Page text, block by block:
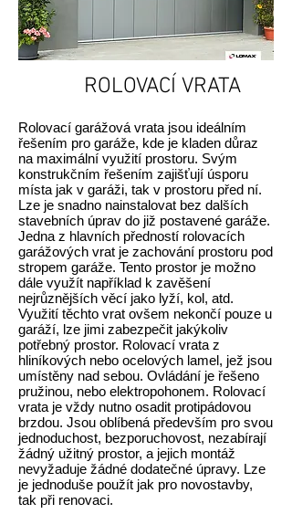
ROLOVACÍ VRATA
Rolovací garážová vrata jsou ideálním
řešením pro garáže, kde je kladen důraz
na maximální využití prostoru. Svým
konstrukčním řešením zajišťují úsporu
místa jak v garáži, tak v prostoru před ní.
Lze je snadno nainstalovat bez dalších
stavebních úprav do již postavené garáže.
Jedna z hlavních předností rolovacích
garážových vrat je zachování prostoru pod
stropem garáže. Tento prostor je možno
dále využít například k zavěšení
nejrůznějších věcí jako lyží, kol, atd.
Využití těchto vrat ovšem nekončí pouze u
garáží, lze jimi zabezpečit jakýkoliv
potřebný prostor. Rolovací vrata z
hliníkových nebo ocelových lamel, jež jsou
umístěny nad sebou. Ovládání je řešeno
pružinou, nebo elektropohonem. Rolovací
vrata je vždy nutno osadit protipádovou
brzdou. Jsou oblíbená především pro svou
jednoduchost, bezporuchovost, nezabírají
žádný užitný prostor, a jejich montáž
nevyžaduje žádné dodatečné úpravy. Lze
je jednoduše použít jak pro novostavby,
tak při renovaci.